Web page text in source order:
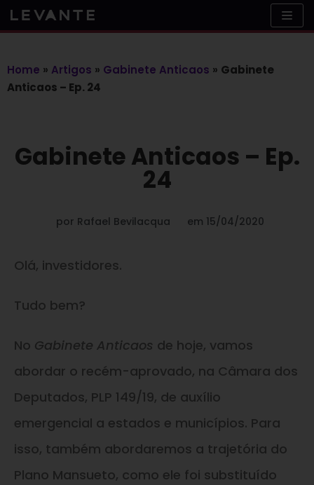
Skip
to
Home » Artigos » Gabinete Anticaos » Gabinete
Anticaos – Ep. 24
Gabinete Anticaos – Ep.
24
por Rafael Bevilacqua em 15/04/2020
Olá, investidores.
Tudo bem?
No Gabinete Anticaos de hoje, vamos
abordar o recém-aprovado, na Câmara dos
Deputados, PLP 149/19, de auxílio
emergencial a estados e municípios. Para
isso, também abordaremos a trajetória do
Plano Mansueto, como ele foi substituído